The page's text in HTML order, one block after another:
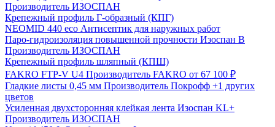
Производитель ИЗОСПАН
Крепежный профиль Г-образный (КПГ)
NEOMID 440 eco Антисептик для наружных работ
Паро-гидроизоляция повышенной прочности Изоспан B
Производитель ИЗОСПАН
Крепежный профиль шляпный (КПШ)
FAKRO FTP-V U4 Производитель FAKRO от 67 100 ₽
Гладкие листы 0,45 мм Производитель Покрофф +1 других
цветов
Усиленная двухсторонняя клейкая лента Изоспан KL+
Производитель ИЗОСПАН